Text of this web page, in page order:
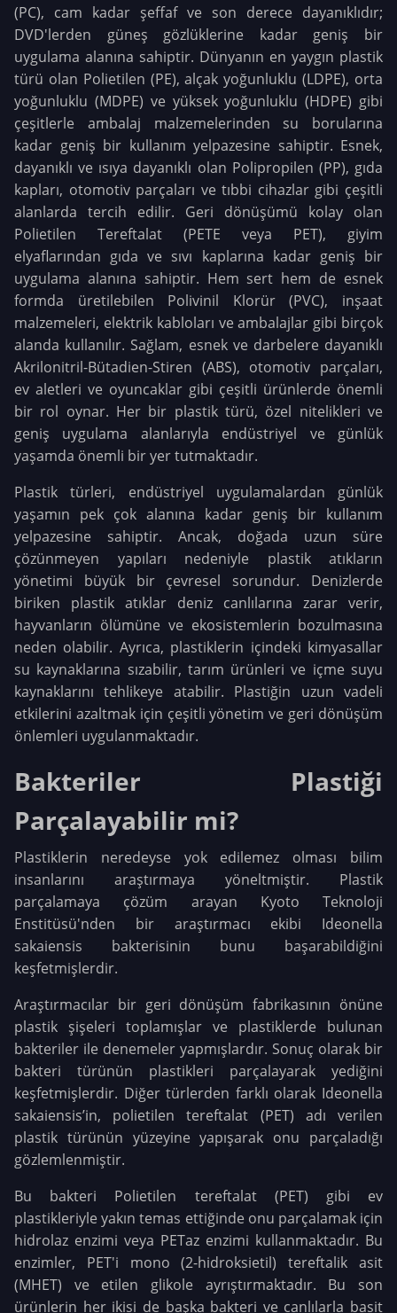
(PC), cam kadar şeffaf ve son derece dayanıklıdır;
DVD'lerden güneş gözlüklerine kadar geniş bir
uygulama alanına sahiptir. Dünyanın en yaygın plastik
türü olan Polietilen (PE), alçak yoğunluklu (LDPE), orta
yoğunluklu (MDPE) ve yüksek yoğunluklu (HDPE) gibi
çeşitlerle ambalaj malzemelerinden su borularına
kadar geniş bir kullanım yelpazesine sahiptir. Esnek,
dayanıklı ve ısıya dayanıklı olan Polipropilen (PP), gıda
kapları, otomotiv parçaları ve tıbbi cihazlar gibi çeşitli
alanlarda tercih edilir. Geri dönüşümü kolay olan
Polietilen Tereftalat (PETE veya PET), giyim
elyaflarından gıda ve sıvı kaplarına kadar geniş bir
uygulama alanına sahiptir. Hem sert hem de esnek
formda üretilebilen Polivinil Klorür (PVC), inşaat
malzemeleri, elektrik kabloları ve ambalajlar gibi birçok
alanda kullanılır. Sağlam, esnek ve darbelere dayanıklı
Akrilonitril-Bütadien-Stiren (ABS), otomotiv parçaları,
ev aletleri ve oyuncaklar gibi çeşitli ürünlerde önemli
bir rol oynar. Her bir plastik türü, özel nitelikleri ve
geniş uygulama alanlarıyla endüstriyel ve günlük
yaşamda önemli bir yer tutmaktadır.
Plastik türleri, endüstriyel uygulamalardan günlük
yaşamın pek çok alanına kadar geniş bir kullanım
yelpazesine sahiptir. Ancak, doğada uzun süre
çözünmeyen yapıları nedeniyle plastik atıkların
yönetimi büyük bir çevresel sorundur. Denizlerde
biriken plastik atıklar deniz canlılarına zarar verir,
hayvanların ölümüne ve ekosistemlerin bozulmasına
neden olabilir. Ayrıca, plastiklerin içindeki kimyasallar
su kaynaklarına sızabilir, tarım ürünleri ve içme suyu
kaynaklarını tehlikeye atabilir. Plastiğin uzun vadeli
etkilerini azaltmak için çeşitli yönetim ve geri dönüşüm
önlemleri uygulanmaktadır.
Bakteriler Plastiği
Parçalayabilir mi?
Plastiklerin neredeyse yok edilemez olması bilim
insanlarını araştırmaya yöneltmiştir. Plastik
parçalamaya çözüm arayan Kyoto Teknoloji
Enstitüsü'nden bir araştırmacı ekibi Ideonella
sakaiensis bakterisinin bunu başarabildiğini
keşfetmişlerdir.
Araştırmacılar bir geri dönüşüm fabrikasının önüne
plastik şişeleri toplamışlar ve plastiklerde bulunan
bakteriler ile denemeler yapmışlardır. Sonuç olarak bir
bakteri türünün plastikleri parçalayarak yediğini
keşfetmişlerdir. Diğer türlerden farklı olarak Ideonella
sakaiensis’in, polietilen tereftalat (PET) adı verilen
plastik türünün yüzeyine yapışarak onu parçaladığı
gözlemlenmiştir.
Bu bakteri Polietilen tereftalat (PET) gibi ev
plastikleriyle yakın temas ettiğinde onu parçalamak için
hidrolaz enzimi veya PETaz enzimi kullanmaktadır. Bu
enzimler, PET'i mono (2-hidroksietil) tereftalik asit
(MHET) ve etilen glikole ayrıştırmaktadır. Bu son
ürünlerin her ikisi de başka bakteri ve canlılarla basit